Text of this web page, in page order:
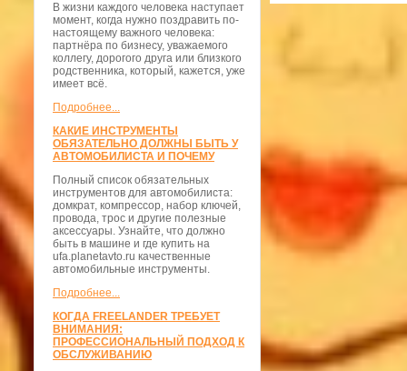
В жизни каждого человека наступает
момент, когда нужно поздравить по-
настоящему важного человека:
партнёра по бизнесу, уважаемого
коллегу, дорогого друга или близкого
родственника, который, кажется, уже
имеет всё.
Подробнее...
КАКИЕ ИНСТРУМЕНТЫ
ОБЯЗАТЕЛЬНО ДОЛЖНЫ БЫТЬ У
АВТОМОБИЛИСТА И ПОЧЕМУ
Полный список обязательных
инструментов для автомобилиста:
домкрат, компрессор, набор ключей,
провода, трос и другие полезные
аксессуары. Узнайте, что должно
быть в машине и где купить на
ufa.planetavto.ru качественные
автомобильные инструменты.
Подробнее...
КОГДА FREELANDER ТРЕБУЕТ
ВНИМАНИЯ:
ПРОФЕССИОНАЛЬНЫЙ ПОДХОД К
ОБСЛУЖИВАНИЮ